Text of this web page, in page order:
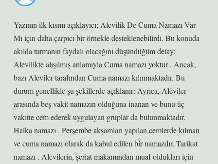
Yazının ilk kısmı açıklayıcı; Alevilik De Cuma Namazı Var
Mı için daha çarpıcı bir örnekle desteklenebilirdi. Bu konuda
akılda tutmanın faydalı olacağını düşündüğüm detay:
Alevilikte alışılmış anlamıyla Cuma namazı yoktur . Ancak,
bazı Aleviler tarafından Cuma namazı kılınmaktadır. Bu
durum genellikle şu şekillerde açıklanır: Ayrıca, Aleviler
arasında beş vakit namazın olduğuna inanan ve bunu üç
vakitte cem ederek uygulayan gruplar da bulunmaktadır.
Halka namazı . Perşembe akşamları yapılan cemlerde kılınan
ve cuma namazı olarak da kabul edilen bir namazdır. Tarikat
namazı . Alevilerin, şeriat makamından muaf oldukları için